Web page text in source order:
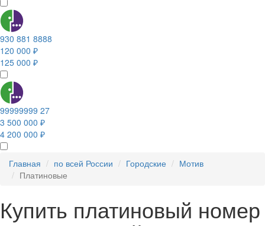
930 881 8888
120 000 ₽
125 000 ₽
99999999 27
3 500 000 ₽
4 200 000 ₽
Главная по всей России Городские
Мотив
Платиновые
Купить платиновый номер